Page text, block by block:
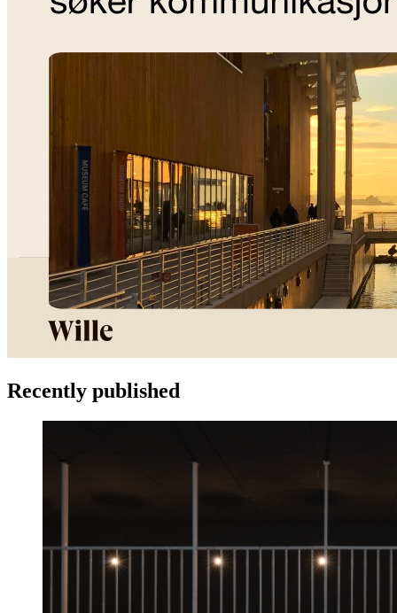
Recently published